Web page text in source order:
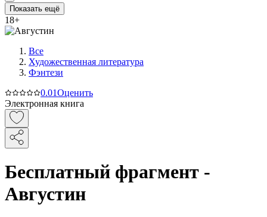
Показать ещё
18+
Все
Художественная литература
Фэнтези
0.01Оценить
Электронная книга
Бесплатный фрагмент -
Августин